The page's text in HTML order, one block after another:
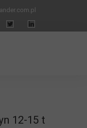
12-15 t